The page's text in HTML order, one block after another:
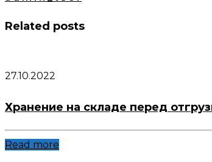
Related posts
27.10.2022
Хранение на складе перед
Read more